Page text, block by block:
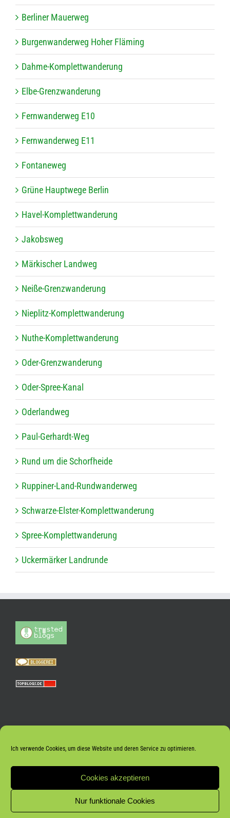
Ich verwende Cookies, um diese Website und deren Service zu optimieren.
Cookies akzeptieren
Nur funktionale Cookies
Ber­li­ner Mauerweg
Bur­gen­wan­der­weg Hoher Fläming
Dahme-Kom­plett­wan­de­rung
Elbe-Grenz­wan­de­rung
Fern­wan­der­weg E10
Fern­wan­der­weg E11
Fon­ta­ne­weg
Grüne Haupt­wege Berlin
Havel-Kom­plett­wan­de­rung
Jakobs­weg
Mär­ki­scher Landweg
Neiße-Grenz­wan­de­rung
Nie­plitz-Kom­plett­wan­de­rung
Nuthe-Kom­plett­wan­de­rung
Oder-Grenz­wan­de­rung
Oder-Spree-Kanal
Oder­land­weg
Paul-Ger­hardt-Weg
Rund um die Schorfheide
Rup­pi­ner-Land-Rund­wan­der­weg
Schwarze-Els­ter-Kom­plett­wan­de­rung
Spree-Kom­plett­wan­de­rung
Ucker­mär­ker Landrunde